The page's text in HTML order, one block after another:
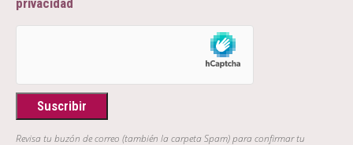
Revisa tu buzón de correo (también la carpeta Spam) para confirmar tu